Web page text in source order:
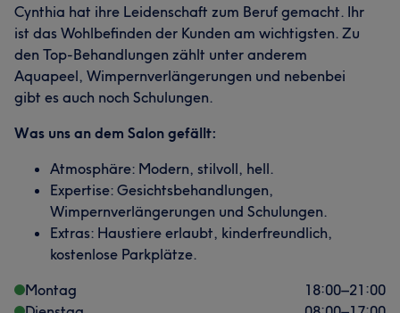
Cynthia hat ihre Leidenschaft zum Beruf gemacht. Ihr
ist das Wohlbefinden der Kunden am wichtigsten. Zu
den Top-Behandlungen zählt unter anderem
Aquapeel, Wimpernverlängerungen und nebenbei
gibt es auch noch Schulungen.
Was uns an dem Salon gefällt:
Atmosphäre: Modern, stilvoll, hell.
Expertise: Gesichtsbehandlungen,
Wimpernverlängerungen und Schulungen.
Extras: Haustiere erlaubt, kinderfreundlich,
kostenlose Parkplätze.
Montag
18:00–21:00